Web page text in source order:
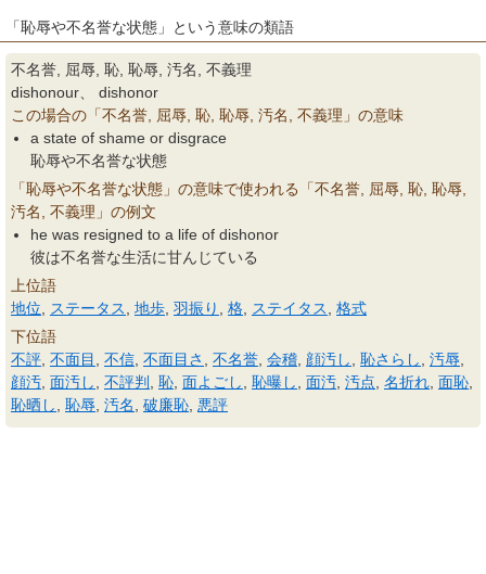
「恥辱や不名誉な状態」という意味の類語
不名誉, 屈辱, 恥, 恥辱, 汚名, 不義理
dishonour、 dishonor
この場合の「不名誉, 屈辱, 恥, 恥辱, 汚名, 不義理」の意味
a state of shame or disgrace
恥辱や不名誉な状態
「恥辱や不名誉な状態」の意味で使われる「不名誉, 屈辱, 恥, 恥辱,
汚名, 不義理」の例文
he was resigned to a life of dishonor
彼は不名誉な生活に甘んじている
上位語
地位
ステータス 地歩 羽振り 格 ステイタス
格式
下位語
不評 不面目 不信 不面目さ 不名誉 会稽 顔汚し 恥さらし 汚辱
顔汚 面汚し 不評判 恥 面よごし 恥曝し 面汚 汚点 名折れ 面恥
恥晒し
恥辱 汚名 破廉恥 悪評